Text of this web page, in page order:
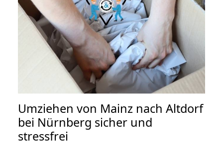
Umziehen von Mainz nach Altdorf
bei Nürnberg sicher und
stressfrei